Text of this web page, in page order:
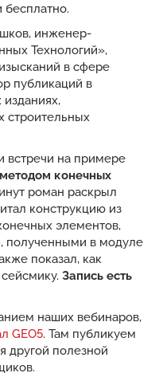
инженер-
Технологий»,
в сфере
публикаций в
строительных
встречи на примере
конечных
роман раскрыл
конструкцию из
элементов,
полученными в модуле
показал, как
Запись есть
наших вебинаров,
GEO5. Там публикуем
другой полезной